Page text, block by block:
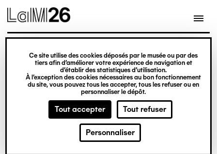
Gestion des cookies
Ce site utilise des cookies déposés par le musée ou par des
tiers afin d’améliorer votre expérience de navigation et
d’établir des statistiques d’utilisation.
À l’exception des cookies nécessaires au bon fonctionnement
du site, vous pouvez tous les accepter, tous les refuser ou en
personnaliser le dépôt.
Tout accepter Tout refuser
Personnaliser
contenu